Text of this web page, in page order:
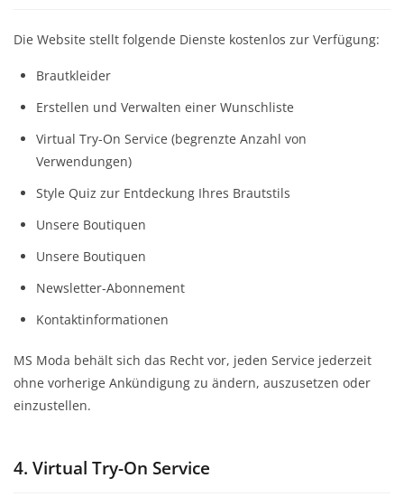
Die Website stellt folgende Dienste kostenlos zur Verfügung:
Brautkleider
Erstellen und Verwalten einer Wunschliste
Virtual Try-On Service (begrenzte Anzahl von
Verwendungen)
Style Quiz zur Entdeckung Ihres Brautstils
Unsere Boutiquen
Unsere Boutiquen
Newsletter-Abonnement
Kontaktinformationen
MS Moda behält sich das Recht vor, jeden Service jederzeit
ohne vorherige Ankündigung zu ändern, auszusetzen oder
einzustellen.
4. Virtual Try-On Service